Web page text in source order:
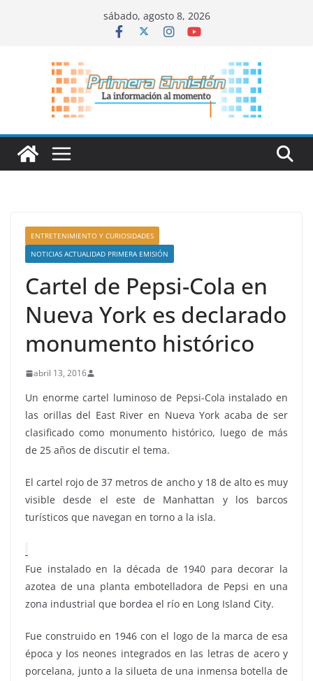
sábado, agosto 8, 2026
ENTRETENIMIENTO Y CURIOSIDADES
NOTICIAS ACTUALIDAD PRIMERA EMISIÓN
Cartel de Pepsi-Cola en
Nueva York es declarado
monumento histórico
abril 13, 2016
Un enorme cartel luminoso de Pepsi-Cola instalado en
las orillas del East River en Nueva York acaba de ser
clasificado como monumento histórico, luego de más
de 25 años de discutir el tema.
El cartel rojo de 37 metros de ancho y 18 de alto es muy
visible desde el este de Manhattan y los barcos
turísticos que navegan en torno a la isla.
Fue instalado en la década de 1940 para decorar la
azotea de una planta embotelladora de Pepsi en una
zona industrial que bordea el río en Long Island City.
Fue construido en 1946 con el logo de la marca de esa
época y los neones integrados en las letras de acero y
porcelana, junto a la silueta de una inmensa botella de